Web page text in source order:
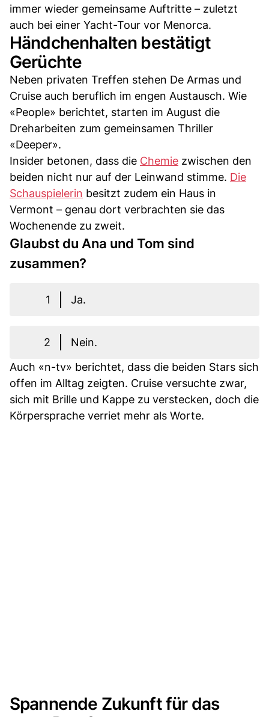
immer wieder gemeinsame Auftritte – zuletzt
auch bei einer Yacht-Tour vor Menorca.
Händchenhalten bestätigt
Gerüchte
Neben privaten Treffen stehen De Armas und
Cruise auch beruflich im engen Austausch. Wie
«People» berichtet, starten im August die
Dreharbeiten zum gemeinsamen Thriller
«Deeper».
Insider betonen, dass die Chemie zwischen den
beiden nicht nur auf der Leinwand stimme. Die
Schauspielerin besitzt zudem ein Haus in
Vermont – genau dort verbrachten sie das
Wochenende zu zweit.
Glaubst du Ana und Tom sind
zusammen?
1 Ja.
2
Nein.
Auch «n-tv» berichtet, dass die beiden Stars sich
offen im Alltag zeigten. Cruise versuchte zwar,
sich mit Brille und Kappe zu verstecken, doch die
Körpersprache verriet mehr als Worte.
Spannende Zukunft für das